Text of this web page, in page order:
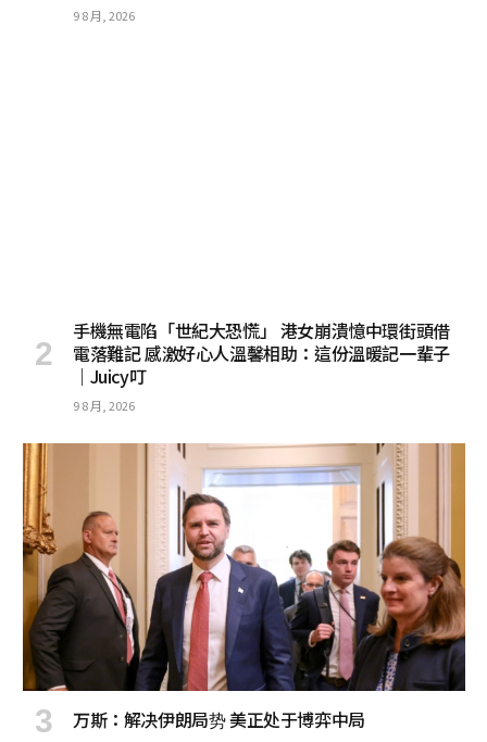
9 8 月, 2026
手機無電陷「世紀大恐慌」 港女崩潰憶中環街頭借
電落難記 感激好心人溫馨相助：這份溫暖記一輩子
｜Juicy叮
9 8 月, 2026
万斯：解决伊朗局势 美正处于博弈中局